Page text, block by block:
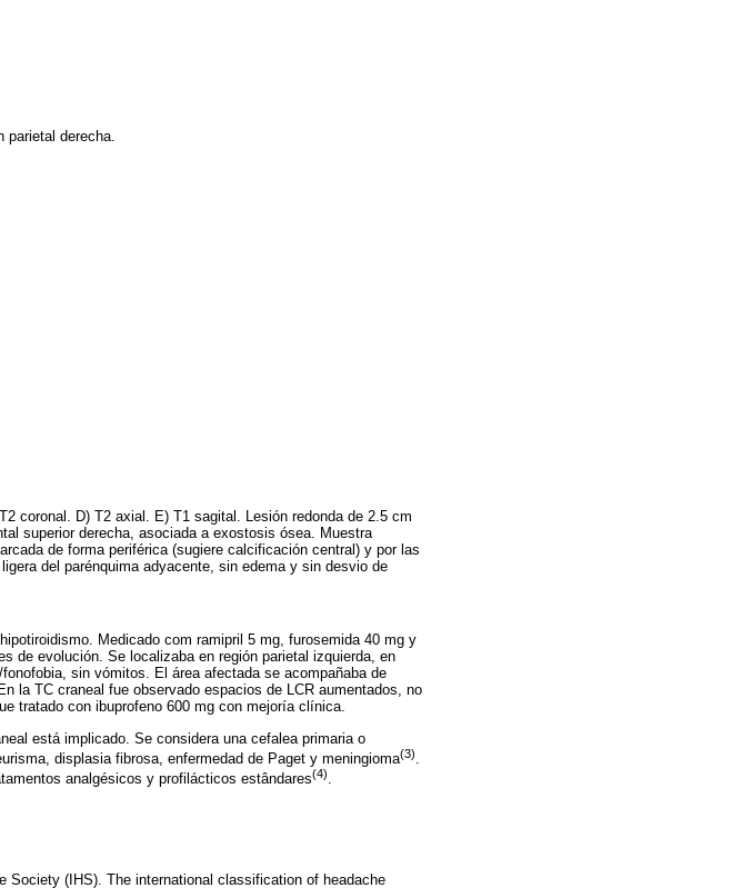
parietal derecha.
coronal. D) T2 axial. E) T1 sagital. Lesión redonda de 2.5 cm
superior derecha, asociada a exostosis ósea. Muestra
de forma periférica (sugiere calcificación central) y por las
del parénquima adyacente, sin edema y sin desvio de
Medicado com ramipril 5 mg, furosemida 40 mg y
de evolución. Se localizaba en región parietal izquierda, en
sin vómitos. El área afectada se acompañaba de
la TC craneal fue observado espacios de LCR aumentados, no
tratado con ibuprofeno 600 mg con mejoría clínica.
está implicado. Se considera una cefalea primaria o
displasia fibrosa, enfermedad de Paget y meningioma(3).
analgésicos y profilácticos estândares(4).
Society (IHS). The international classification of headache